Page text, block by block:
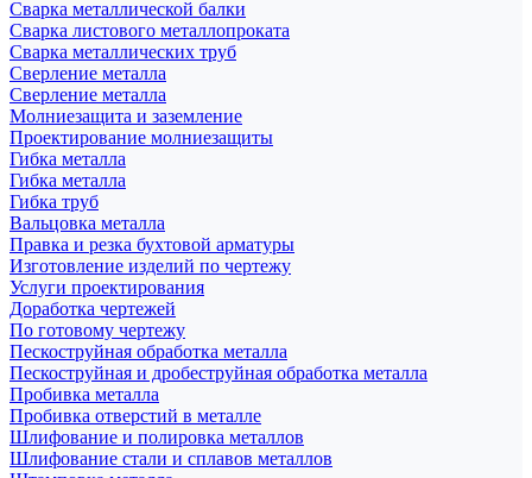
Сварка металлической балки
Сварка листового металлопроката
Сварка металлических труб
Сверление металла
Сверление металла
Молниезащита и заземление
Проектирование молниезащиты
Гибка металла
Гибка металла
Гибка труб
Вальцовка металла
Правка и резка бухтовой арматуры
Изготовление изделий по чертежу
Услуги проектирования
Доработка чертежей
По готовому чертежу
Пескоструйная обработка металла
Пескоструйная и дробеструйная обработка металла
Пробивка металла
Пробивка отверстий в металле
Шлифование и полировка металлов
Шлифование стали и сплавов металлов